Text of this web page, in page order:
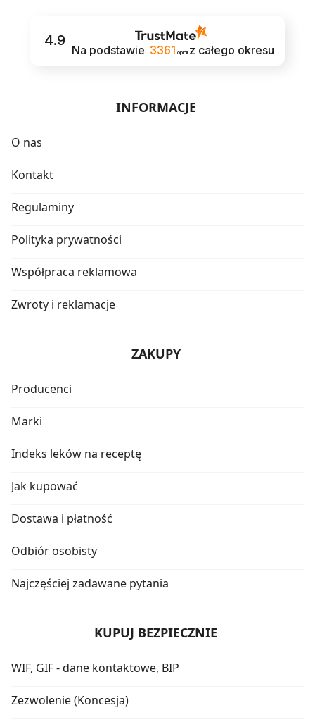
4.9
Na podstawie 3361 opinii z całego okresu
INFORMACJE
O nas
Kontakt
Regulaminy
Polityka prywatności
Współpraca reklamowa
Zwroty i reklamacje
ZAKUPY
Producenci
Marki
Indeks leków na receptę
Jak kupować
Dostawa i płatność
Odbiór osobisty
Najczęściej zadawane pytania
KUPUJ BEZPIECZNIE
WIF, GIF - dane kontaktowe, BIP
Zezwolenie (Koncesja)